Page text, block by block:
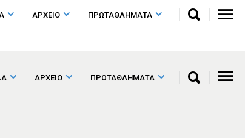
ΑΡΧΕΙΟ ΠΡΩΤΑΘΛΗΜΑΤΑ
ΑΡΧΕΙΟ ΠΡΩΤΑΘΛΗΜΑΤΑ